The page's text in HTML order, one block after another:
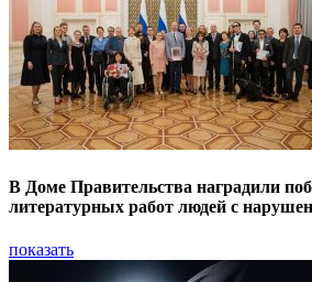
В Доме Правительства наградили
литературных работ людей с
показать